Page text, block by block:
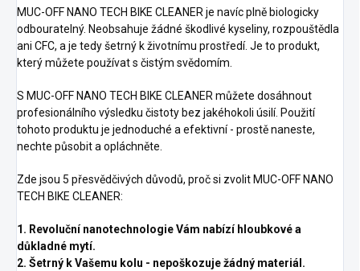
MUC-OFF NANO TECH BIKE CLEANER je navíc plně biologicky
odbouratelný. Neobsahuje žádné škodlivé kyseliny, rozpouštědla
ani CFC, a je tedy šetrný k životnímu prostředí. Je to produkt,
který můžete používat s čistým svědomím.
S MUC-OFF NANO TECH BIKE CLEANER můžete dosáhnout
profesionálního výsledku čistoty bez jakéhokoli úsilí. Použití
tohoto produktu je jednoduché a efektivní - prostě naneste,
nechte působit a opláchněte.
Zde jsou 5 přesvědčivých důvodů, proč si zvolit MUC-OFF NANO
TECH BIKE CLEANER:
1. Revoluční nanotechnologie Vám nabízí hloubkové a
důkladné mytí.
2. Šetrný k Vašemu kolu - nepoškozuje žádný materiál.